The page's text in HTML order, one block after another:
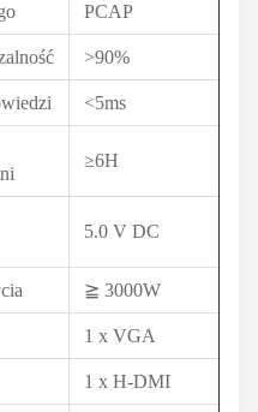
PCAP
>90%
<5ms
≥6H
5.0 V DC
≧ 3000W
1 x VGA
1 x H-DMI